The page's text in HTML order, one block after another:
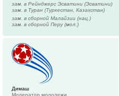
зам. в Рейнджерс Эсватини (Эсватини)
зам. в Туран (Туркестан, Казахстан)
зам. в сборной Малайзии (нац.)
зам. в сборной Перу (мол.)
Димаш